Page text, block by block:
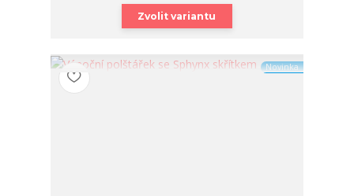
Zvolit variantu
Novinka